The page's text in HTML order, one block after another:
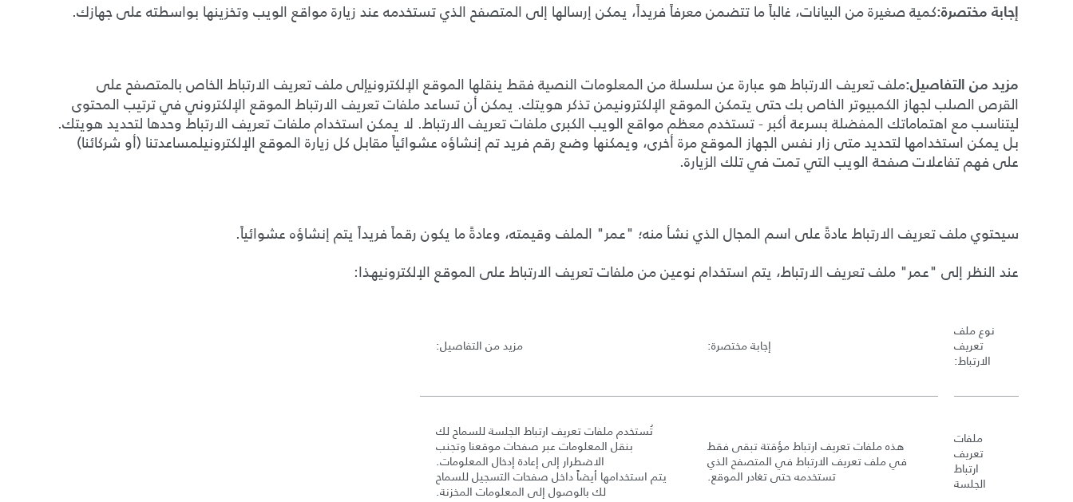
إجابة مختصرة:كمية صغيرة من البيانات، غالباً ما تتضمن معرفاً فريداً، يمكن إرسالها إلى المتصفح الذي تستخدمه عند زيارة مواقع الويب وتخزينها بواسطته على جهازك.
مزيد من التفاصيل:ملف تعريف الارتباط هو عبارة عن سلسلة من المعلومات النصية فقط ينقلها الموقع الإلكترونيإلى ملف تعريف الارتباط الخاص بالمتصفح على
القرص الصلب لجهاز الكمبيوتر الخاص بك حتى يتمكن الموقع الإلكترونيمن تذكر هويتك. يمكن أن تساعد ملفات تعريف الارتباط الموقع الإلكتروني في ترتيب المحتوى
ليتناسب مع اهتماماتك المفضلة بسرعة أكبر -تستخدم معظم مواقع الويب الكبرى ملفات تعريف الارتباط. لا يمكن استخدام ملفات تعريف الارتباط وحدها لتحديد هويتك.
بل يمكن استخدامها لتحديد متى زار نفس الجهاز الموقع مرة أخرى، ويمكنها وضع رقم فريد تم إنشاؤه عشوائياً مقابل كل زيارة الموقع الإلكترونيلمساعدتنا (أو شركائنا)
على فهم تفاعلات صفحة الويب التي تمت في تلك الزيارة.
سيحتوي ملف تعريف الارتباط عادةً على اسم المجال الذي نشأ منه؛ "عمر" الملف وقيمته، وعادةً ما يكون رقماً فريداً يتم إنشاؤه عشوائياً.
عند النظر إلى "عمر" ملف تعريف الارتباط، يتم استخدام نوعين من ملفات تعريف الارتباط على الموقع الإلكترونيهذا:
نوع ملف
تعريف
الارتباط:
إجابة مختصرة: مزيد من التفاصيل:
ملفات
تعريف
ارتباط
الجلسة
هذه ملفات تعريف ارتباط مؤقتة تبقى فقط
في ملف تعريف الارتباط في المتصفح الذي
تستخدمه حتى تغادر الموقع.
تُستخدم ملفات تعريف ارتباط الجلسة للسماح لك
بنقل المعلومات عبر صفحات موقعنا وتجنب
الاضطرار إلى إعادة إدخال المعلومات.
يتم استخدامها أيضاً داخل صفحات التسجيل للسماح
لك بالوصول إلى المعلومات المخزنة.